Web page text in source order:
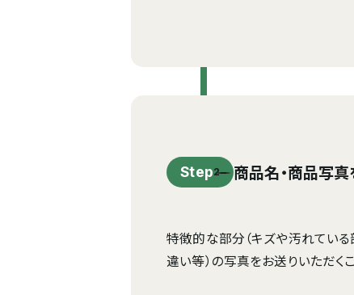
Step 商品名・商品写
特徴的な部分（キズや汚れている
違い等）の写真をお送りいただく